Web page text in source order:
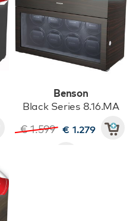
Benson
Black Series 8.16.MA
€ 1.599 € 1.279